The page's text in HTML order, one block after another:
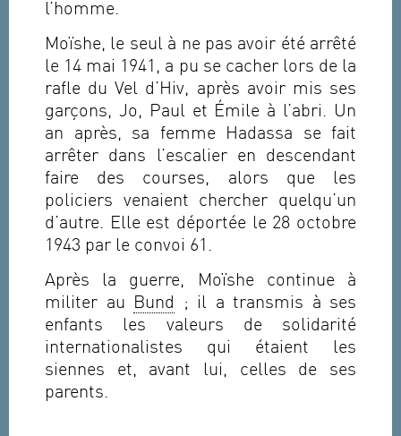
l’homme.
Moïshe, le seul à ne pas avoir été arrêté
le 14 mai 1941, a pu se cacher lors de la
rafle du Vel d’Hiv, après avoir mis ses
garçons, Jo, Paul et Émile à l’abri. Un
an après, sa femme Hadassa se fait
arrêter dans l’escalier en descendant
faire des courses, alors que les
policiers venaient chercher quelqu’un
d’autre. Elle est déportée le 28 octobre
1943 par le convoi 61.
Après la guerre, Moïshe continue à
militer au Bund ; il a transmis à ses
enfants les valeurs de solidarité
internationalistes qui étaient les
siennes et, avant lui, celles de ses
parents.